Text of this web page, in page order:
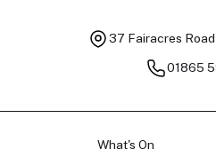
37 Fairacres Road
01865
What's On